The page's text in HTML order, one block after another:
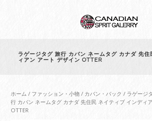
ラゲージタグ 旅行 カバン ネームタグ カナダ 先
ィアン アート デザイン OTTER
ホーム / ファッション・小物 / カバン・バック / ラゲージ
行 カバン ネームタグ カナダ 先住民 ネイティブ インディ
OTTER